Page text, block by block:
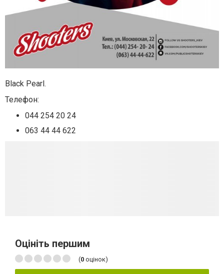
Black Pearl.
Телефон:
044 254 20 24
063 44 44 622
Оцініть першим
(0 оцінок)